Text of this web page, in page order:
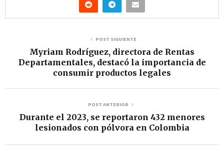
POST SIGUIENTE
Myriam Rodríguez, directora de Rentas
Departamentales, destacó la importancia de
consumir productos legales
POST ANTERIOR
Durante el 2023, se reportaron 432 menores
lesionados con pólvora en Colombia